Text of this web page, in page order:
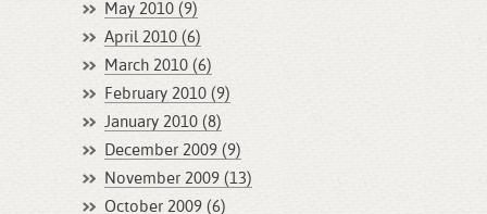
May 2010 (9)
April 2010 (6)
March 2010 (6)
February 2010 (9)
January 2010 (8)
December 2009 (9)
November 2009 (13)
October 2009 (6)